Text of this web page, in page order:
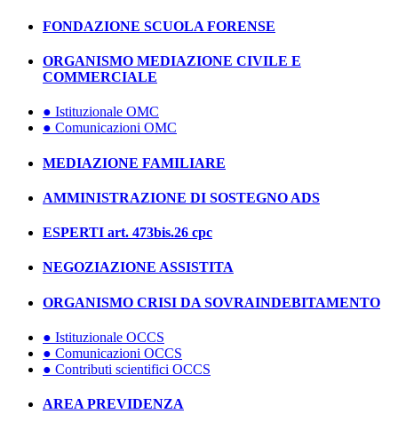
FONDAZIONE SCUOLA FORENSE
ORGANISMO MEDIAZIONE CIVILE E
COMMERCIALE
● Istituzionale OMC
● Comunicazioni OMC
MEDIAZIONE FAMILIARE
AMMINISTRAZIONE DI SOSTEGNO ADS
ESPERTI art. 473bis.26 cpc
NEGOZIAZIONE ASSISTITA
ORGANISMO CRISI DA SOVRAINDEBITAMENTO
● Istituzionale OCCS
● Comunicazioni OCCS
● Contributi scientifici OCCS
AREA PREVIDENZA